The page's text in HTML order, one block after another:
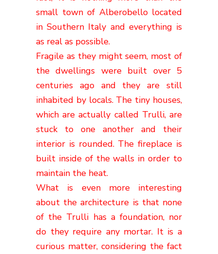
small town of Alberobello located
in Southern Italy and everything is
as real as possible.
Fragile as they might seem, most of
the dwellings were built over 5
centuries ago and they are still
inhabited by locals. The tiny houses,
which are actually called Trulli, are
stuck to one another and their
interior is rounded. The fireplace is
built inside of the walls in order to
maintain the heat.
What is even more interesting
about the architecture is that none
of the Trulli has a foundation, nor
do they require any mortar. It is a
curious matter, considering the fact